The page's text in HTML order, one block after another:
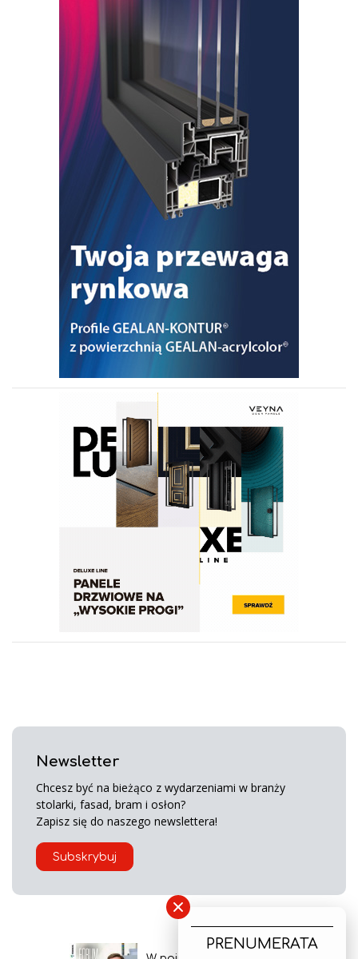
Newsletter
Chcesz być na bieżąco z wydarzeniami w branży
stolarki, fasad, bram i osłon?
Zapisz się do naszego newslettera!
Subskrybuj
×
PRENUMERATA